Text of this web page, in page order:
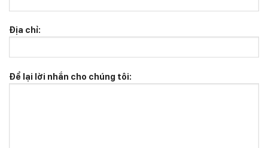
Địa chỉ:
Để lại lời nhắn cho chúng tôi: